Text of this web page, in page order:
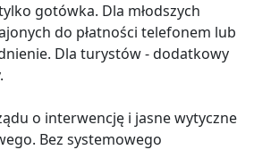
gotówka. Dla młodszych
do płatności telefonem lub
Dla turystów - dodatkowy
o interwencję i jasne wytyczne
Bez systemowego